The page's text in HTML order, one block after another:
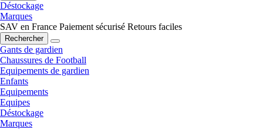
Déstockage
Marques
SAV en France Paiement sécurisé Retours faciles
Rechercher
Gants de gardien
Chaussures de Football
Equipements de gardien
Enfants
Equipements
Equipes
Déstockage
Marques